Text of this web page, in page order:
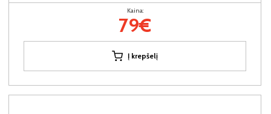
Kaina:
79€
Į krepšelį